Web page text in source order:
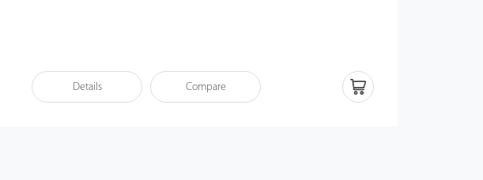
Details Compare